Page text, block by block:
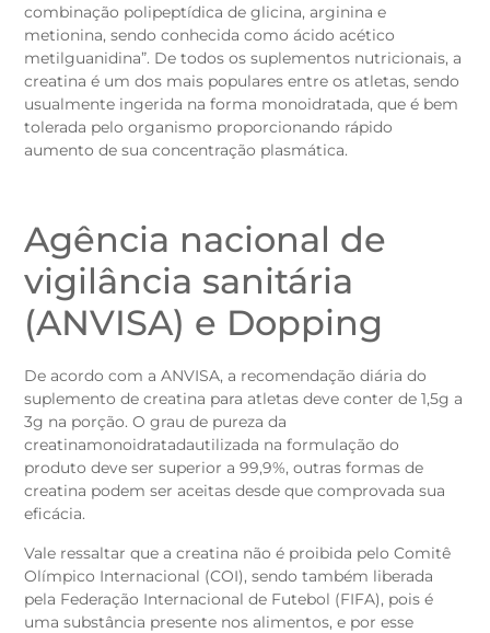
combinação polipeptídica de glicina, arginina e
metionina, sendo conhecida como ácido acético
metilguanidina”. De todos os suplementos nutricionais, a
creatina é um dos mais populares entre os atletas, sendo
usualmente ingerida na forma monoidratada, que é bem
tolerada pelo organismo proporcionando rápido
aumento de sua concentração plasmática.
Agência nacional de
vigilância sanitária
(ANVISA) e Dopping
De acordo com a ANVISA, a recomendação diária do
suplemento de creatina para atletas deve conter de 1,5g a
3g na porção. O grau de pureza da
creatinamonoidratadautilizada na formulação do
produto deve ser superior a 99,9%, outras formas de
creatina podem ser aceitas desde que comprovada sua
eficácia.
Vale ressaltar que a creatina não é proibida pelo Comitê
Olímpico Internacional (COI), sendo também liberada
pela Federação Internacional de Futebol (FIFA), pois é
uma substância presente nos alimentos, e por esse